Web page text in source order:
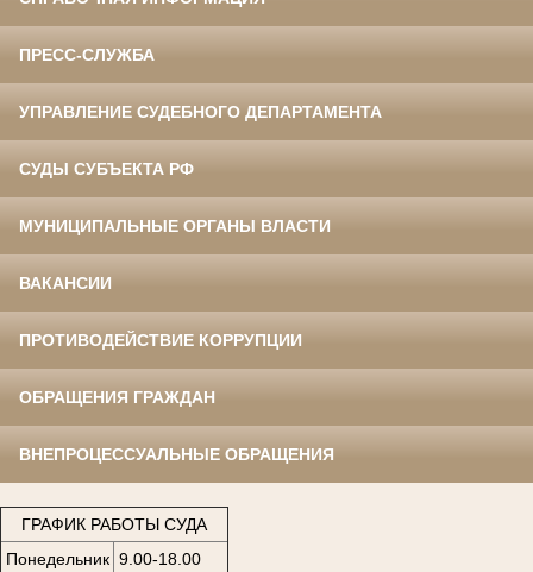
ПРЕСС-СЛУЖБА
УПРАВЛЕНИЕ СУДЕБНОГО ДЕПАРТАМЕНТА
СУДЫ СУБЪЕКТА РФ
МУНИЦИПАЛЬНЫЕ ОРГАНЫ ВЛАСТИ
ВАКАНСИИ
ПРОТИВОДЕЙСТВИЕ КОРРУПЦИИ
ОБРАЩЕНИЯ ГРАЖДАН
ВНЕПРОЦЕССУАЛЬНЫЕ ОБРАЩЕНИЯ
ГРАФИК РАБОТЫ СУДА
Понедельник 9.00-18.00